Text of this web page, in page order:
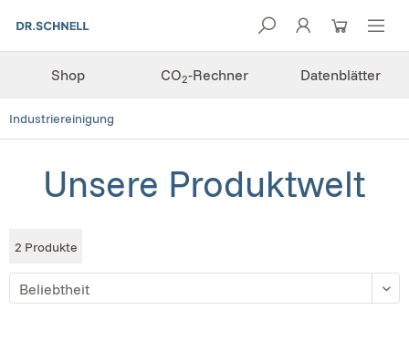
Shop CO2-Rechner Datenblätter
Industriereinigung
Unsere Produktwelt
2 Produkte